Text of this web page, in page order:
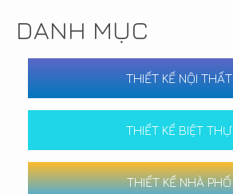
DANH MỤC
THIẾT KẾ NỘI THẤT
THIẾT KẾ BIỆT THỰ
THIẾT KẾ NHÀ PHỐ